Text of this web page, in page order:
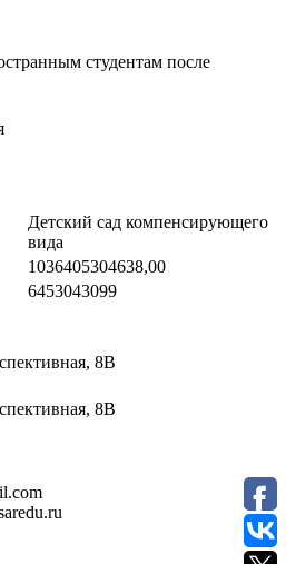
студентам после
Детский сад компенсирующего
вида
1036405304638,00
6453043099
8В
8В